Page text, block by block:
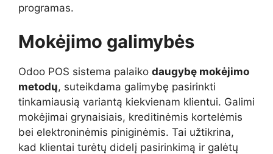
programas.
Mokėjimo galimybės
Odoo POS sistema palaiko daugybę mokėjimo
metodų, suteikdama galimybę pasirinkti
tinkamiausią variantą kiekvienam klientui. Galimi
mokėjimai grynaisiais, kreditinėmis kortelėmis
bei elektroninėmis piniginėmis. Tai užtikrina,
kad klientai turėtų didelį pasirinkimą ir galėtų